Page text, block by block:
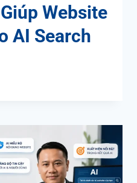
Giúp Website
AI Search